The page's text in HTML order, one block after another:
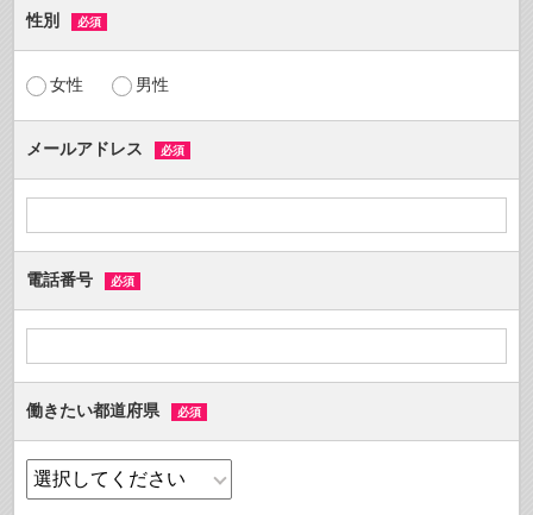
性別 必須
女性 男性
メールアドレス 必須
電話番号 必須
働きたい都道府県 必須